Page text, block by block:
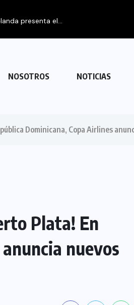
FIPETUR se solidariza con
NOSOTROS NOTICIAS
Dominicana, Copa Airlines
Plata! En
nuevos